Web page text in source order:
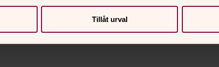
Tillåt urval